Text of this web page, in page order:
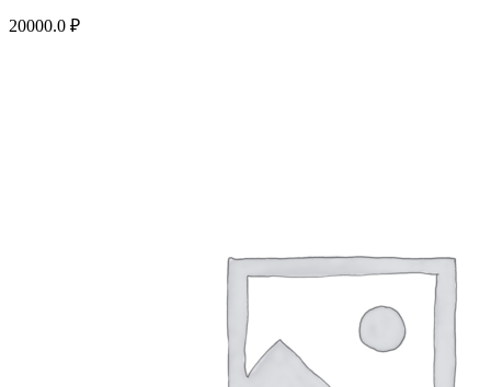
20000.0 ₽